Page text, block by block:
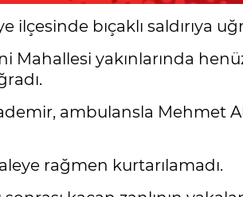
ilçesinde bıçaklı saldırıya
Mahallesi yakınlarında
ambulansla Mehmet
rağmen kurtarılamadı.